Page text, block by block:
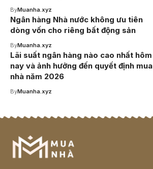
ByMuanha.xyz
Ngân hàng Nhà nước không ưu tiên
dòng vốn cho riêng bất động sản
ByMuanha.xyz
Lãi suất ngân hàng nào cao nhất hôm
nay và ảnh hưởng đến quyết định mua
nhà năm 2026
ByMuanha.xyz